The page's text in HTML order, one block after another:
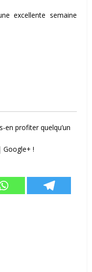
excellente semaine
en profiter quelqu’un
Google+ !